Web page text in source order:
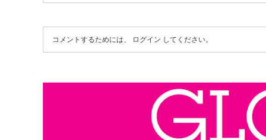
コメントするためには、 ログイン してください。